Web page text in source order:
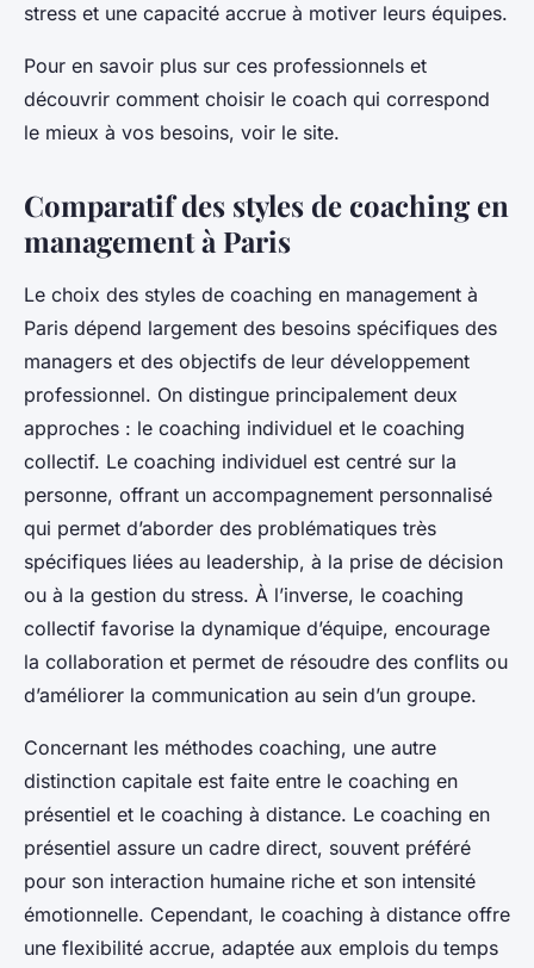
stress et une capacité accrue à motiver leurs équipes.
Pour en savoir plus sur ces professionnels et
découvrir comment choisir le coach qui correspond
le mieux à vos besoins, voir le site.
Comparatif des styles de coaching en
management à Paris
Le choix des styles de coaching en management à
Paris dépend largement des besoins spécifiques des
managers et des objectifs de leur développement
professionnel. On distingue principalement deux
approches : le coaching individuel et le coaching
collectif. Le coaching individuel est centré sur la
personne, offrant un accompagnement personnalisé
qui permet d’aborder des problématiques très
spécifiques liées au leadership, à la prise de décision
ou à la gestion du stress. À l’inverse, le coaching
collectif favorise la dynamique d’équipe, encourage
la collaboration et permet de résoudre des conflits ou
d’améliorer la communication au sein d’un groupe.
Concernant les méthodes coaching, une autre
distinction capitale est faite entre le coaching en
présentiel et le coaching à distance. Le coaching en
présentiel assure un cadre direct, souvent préféré
pour son interaction humaine riche et son intensité
émotionnelle. Cependant, le coaching à distance offre
une flexibilité accrue, adaptée aux emplois du temps